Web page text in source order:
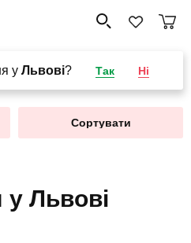
у Львові? Так Ні
Сортувати
у Львові